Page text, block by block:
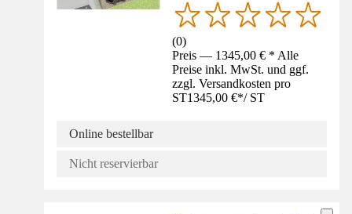
(0)
Preis — 1345,00 € * Alle
Preise inkl. MwSt. und ggf.
zzgl. Versandkosten pro
ST1345,00 €*/ ST
Online bestellbar
Nicht reservierbar